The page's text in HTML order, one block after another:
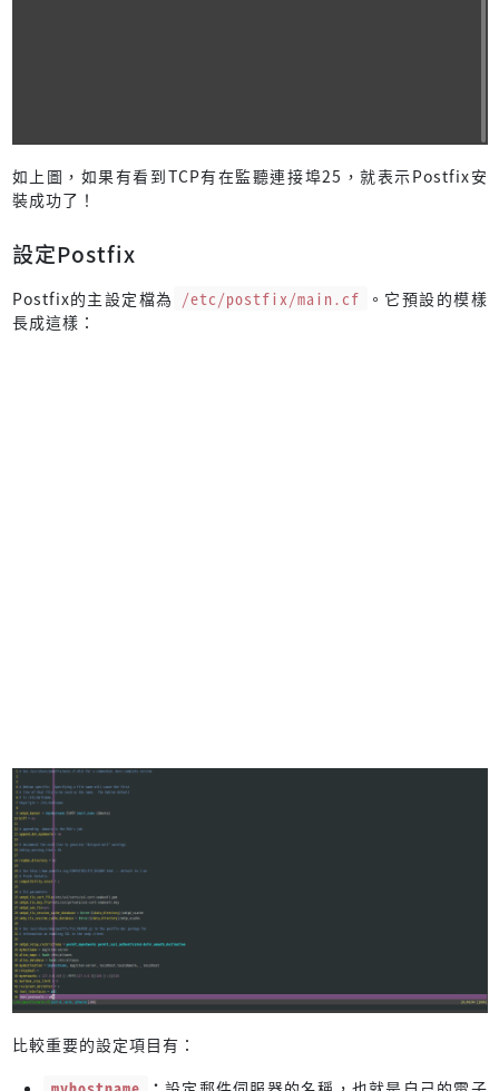
如上圖，如果有看到TCP有在監聽連接埠25，就表示Postfix安
裝成功了！
設定Postfix
Postfix的主設定檔為 /etc/postfix/main.cf
。它預設的模樣
長成這樣：
比較重要的設定項目有：